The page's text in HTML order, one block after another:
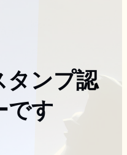
タンプ認
です